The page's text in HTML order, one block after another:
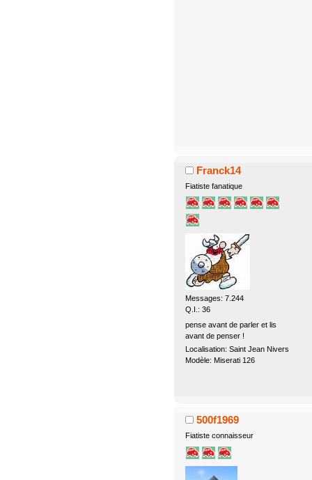
Franck14
Fiatiste fanatique
Messages: 7.244
Q.I.: 36
pense avant de parler et lis
avant de penser !
Localisation: Saint Jean Nivers
Modèle: Miserati 126
500f1969
Fiatiste connaisseur